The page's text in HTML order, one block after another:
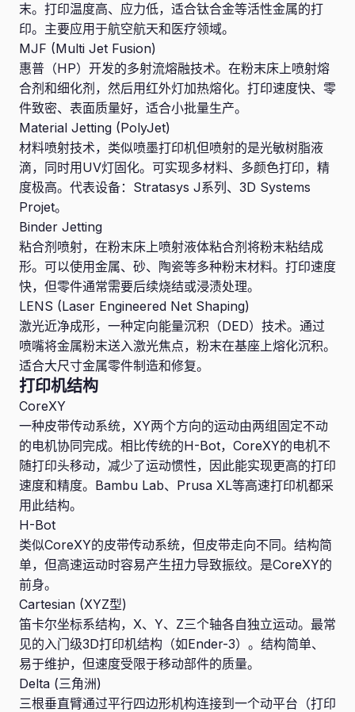
末。打印温度高、应力低，适合钛合金等活性金属的打
印。主要应用于航空航天和医疗领域。
MJF (Multi Jet Fusion)
惠普（HP）开发的多射流熔融技术。在粉末床上喷射熔
合剂和细化剂，然后用红外灯加热熔化。打印速度快、零
件致密、表面质量好，适合小批量生产。
Material Jetting (PolyJet)
材料喷射技术，类似喷墨打印机但喷射的是光敏树脂液
滴，同时用UV灯固化。可实现多材料、多颜色打印，精
度极高。代表设备：Stratasys J系列、3D Systems
Projet。
Binder Jetting
粘合剂喷射，在粉末床上喷射液体粘合剂将粉末粘结成
形。可以使用金属、砂、陶瓷等多种粉末材料。打印速度
快，但零件通常需要后续烧结或浸渍处理。
LENS (Laser Engineered Net Shaping)
激光近净成形，一种定向能量沉积（DED）技术。通过
喷嘴将金属粉末送入激光焦点，粉末在基座上熔化沉积。
适合大尺寸金属零件制造和修复。
打印机结构
CoreXY
一种皮带传动系统，XY两个方向的运动由两组固定不动
的电机协同完成。相比传统的H-Bot，CoreXY的电机不
随打印头移动，减少了运动惯性，因此能实现更高的打印
速度和精度。Bambu Lab、Prusa XL等高速打印机都采
用此结构。
H-Bot
类似CoreXY的皮带传动系统，但皮带走向不同。结构简
单，但高速运动时容易产生扭力导致振纹。是CoreXY的
前身。
Cartesian (XYZ型)
笛卡尔坐标系结构，X、Y、Z三个轴各自独立运动。最常
见的入门级3D打印机结构（如Ender-3）。结构简单、
易于维护，但速度受限于移动部件的质量。
Delta (三角洲)
三根垂直臂通过平行四边形机构连接到一个动平台（打印